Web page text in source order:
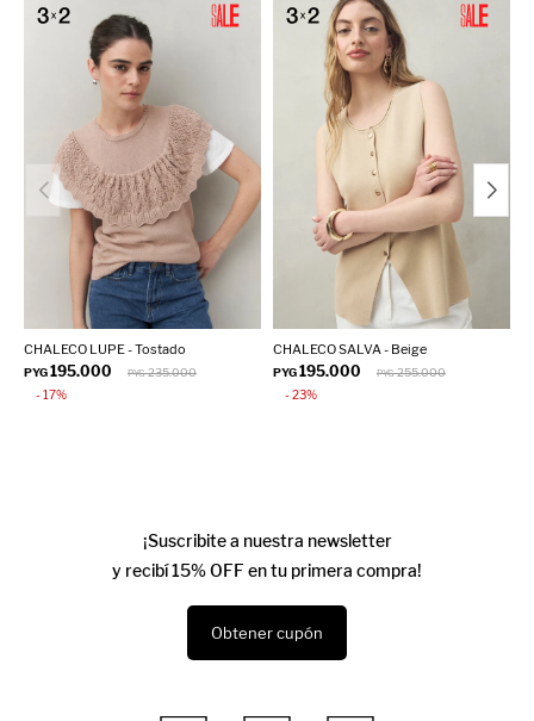
CHALECO LUPE - Tostado
PYG195.000 PYG 235.000
17
CHALECO SALVA - Beige
PYG195.000 PYG 255.000
23
¡Suscribite a nuestra newsletter
y recibí 15% OFF en tu primera compra!
Obtener cupón